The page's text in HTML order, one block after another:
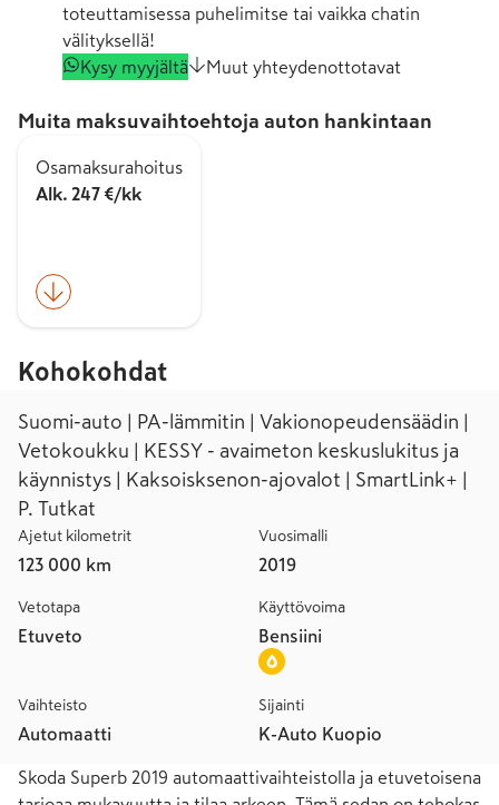
toteuttamisessa puhelimitse tai vaikka chatin
välityksellä!
Kysy myyjältä
Muut yhteydenottotavat
Muita maksuvaihtoehtoja auton hankintaan
Osamaksurahoitus
Alk. 247 €/kk
Kohokohdat
Suomi-auto | PA-lämmitin | Vakionopeudensäädin |
Vetokoukku | KESSY - avaimeton keskuslukitus ja
käynnistys | Kaksoisksenon-ajovalot | SmartLink+ |
P. Tutkat
Ajetut kilometrit
123 000 km
Vuosimalli
2019
Vetotapa
Etuveto
Käyttövoima
Bensiini
Vaihteisto
Automaatti
Sijainti
K-Auto Kuopio
Skoda Superb 2019 automaattivaihteistolla ja etuvetoisena